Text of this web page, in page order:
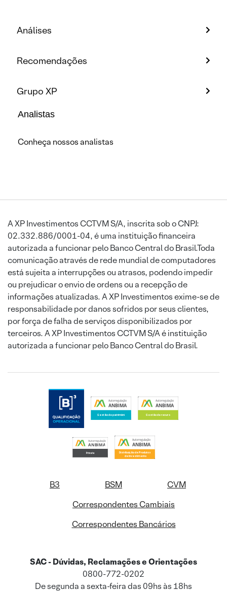
Análises
Recomendações
Grupo XP
Analistas
Conheça nossos analistas
A XP Investimentos CCTVM S/A, inscrita sob o CNPJ:
02.332.886/0001-04, é uma instituição financeira
autorizada a funcionar pelo Banco Central do Brasil.Toda
comunicação através de rede mundial de computadores
está sujeita a interrupções ou atrasos, podendo impedir
ou prejudicar o envio de ordens ou a recepção de
informações atualizadas. A XP Investimentos exime-se de
responsabilidade por danos sofridos por seus clientes,
por força de falha de serviços disponibilizados por
terceiros. A XP Investimentos CCTVM S/A é instituição
autorizada a funcionar pelo Banco Central do Brasil.
B3 BSM
CVM
Correspondentes Cambiais
Correspondentes Bancários
SAC - Dúvidas, Reclamações e Orientações
0800-772-0202
De segunda a sexta-feira das 09hs às 18hs